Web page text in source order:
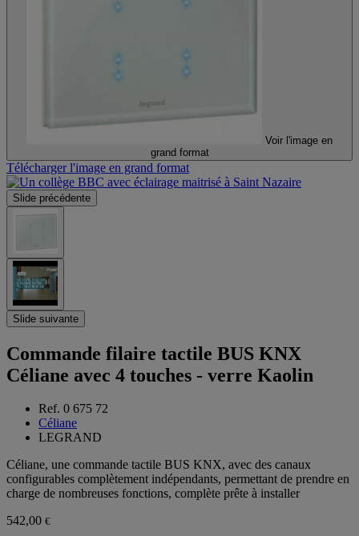
Voir l'image en
grand format
Télécharger l'image en grand format
Slide précédente
Slide suivante
Commande filaire tactile BUS KNX
Céliane avec 4 touches - verre Kaolin
Ref. 0 675 72
Céliane
LEGRAND
Céliane, une commande tactile BUS KNX, avec des canaux
configurables complètement indépendants, permettant de prendre en
charge de nombreuses fonctions, complète prête à installer
542,00 €